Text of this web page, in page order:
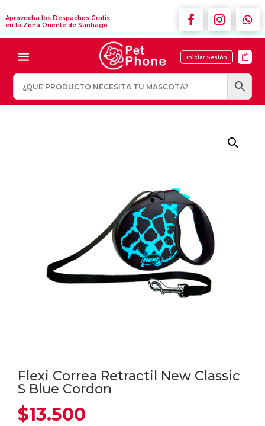
Aprovecha los Despachos Gratis
en la Zona Oriente de Santiago
Iniciar Sesión 
Flexi Correa Retractil New Classic
S Blue Cordon
$13.500